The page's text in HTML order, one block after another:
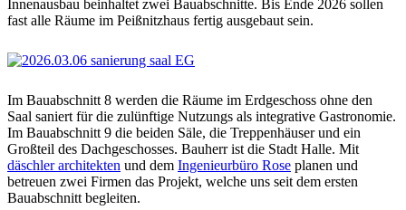
Innenausbau beinhaltet zwei Bauabschnitte. Bis Ende 2026 sollen
fast alle Räume im Peißnitzhaus fertig ausgebaut sein.
Im Bauabschnitt 8 werden die Räume im Erdgeschoss ohne den
Saal saniert für die zulünftige Nutzungs als integrative Gastronomie.
Im Bauabschnitt 9 die beiden Säle, die Treppenhäuser und ein
Großteil des Dachgeschosses. Bauherr ist die Stadt Halle. Mit
däschler architekten und dem Ingenieurbüro Rose planen und
betreuen zwei Firmen das Projekt, welche uns seit dem ersten
Bauabschnitt begleiten.